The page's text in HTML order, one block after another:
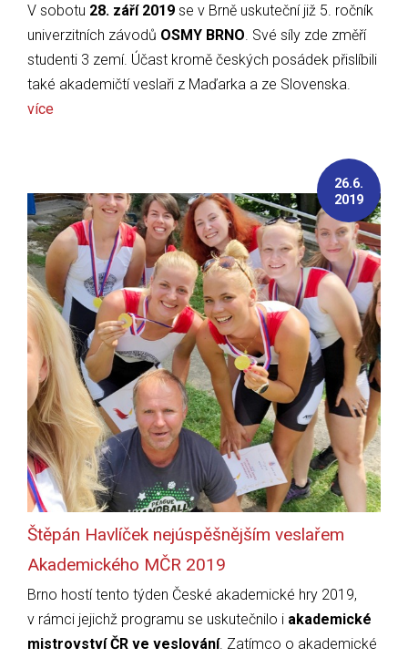
V sobotu 28. září 2019 se v Brně uskuteční již 5. ročník
univerzitních závodů OSMY BRNO . Své síly zde změří
studenti 3 zemí. Účast kromě českých posádek přislíbili
také akademičtí veslaři z Maďarka a ze Slovenska.
více
26.6.
2019
Štěpán Havlíček nejúspěšnějším veslařem
Akademického MČR 2019
Brno hostí tento týden České akademické hry 2019,
v rámci jejichž programu se uskutečnilo i akademické
mistrovství ČR ve veslování. Zatímco o akademické